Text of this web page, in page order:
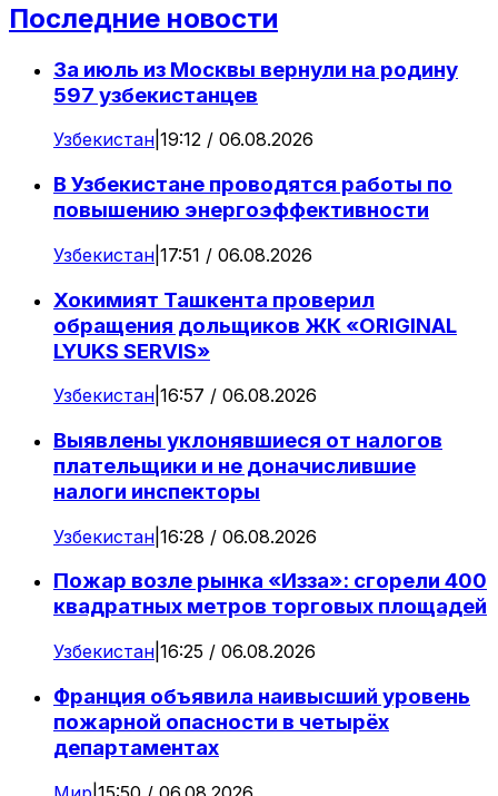
Последние новости
За июль из Москвы вернули на родину
597 узбекистанцев
Узбекистан 19:12 / 06.08.2026
В Узбекистане проводятся работы по
повышению энергоэффективности
Узбекистан 17:51 / 06.08.2026
Хокимият Ташкента проверил
обращения дольщиков ЖК «ORIGINAL
LYUKS SERVIS»
Узбекистан 16:57 / 06.08.2026
Выявлены уклонявшиеся от налогов
плательщики и не доначислившие
налоги инспекторы
Узбекистан 16:28 / 06.08.2026
Пожар возле рынка «Изза»: сгорели 400
квадратных метров торговых площадей
Узбекистан 16:25 / 06.08.2026
Франция объявила наивысший уровень
пожарной опасности в четырёх
департаментах